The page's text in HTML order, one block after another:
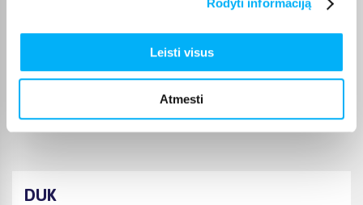
Rodyti informaciją
Leisti visus
Atmesti
Pirktas žmonai. Labai džiaugiasi jį turėdama, daug sportuoja, tai
DUK